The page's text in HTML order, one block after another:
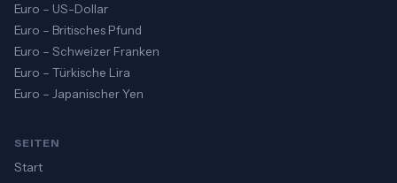
Euro – US-Dollar
Euro – Britisches Pfund
Euro – Schweizer Franken
Euro – Türkische Lira
Euro – Japanischer Yen
SEITEN
Start